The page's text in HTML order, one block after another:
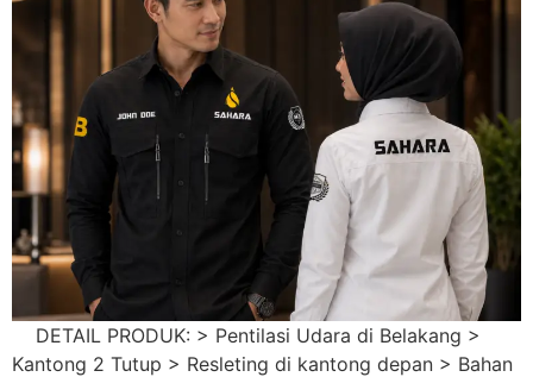
DETAIL PRODUK: > Pentilasi Udara di Belakang >
Kantong 2 Tutup > Resleting di kantong depan > Bahan